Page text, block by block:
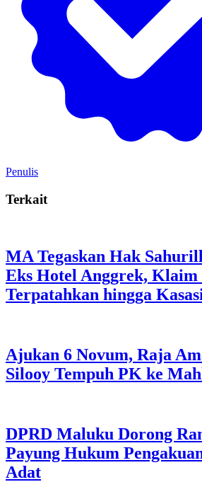
Penulis
Terkait
MA Tegaskan Hak
Eks Hotel Anggrek, Klaim
Terpatahkan hingga
Ajukan 6 Novum, Raja
Silooy Tempuh PK ke
DPRD Maluku Dorong
Payung Hukum
Adat